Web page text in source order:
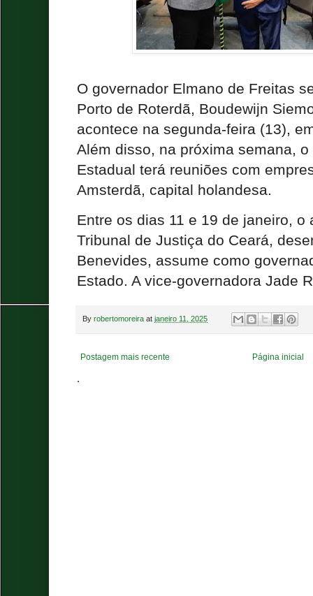
O governador Elmano de Freitas
Porto de Roterdã, Boudewijn
acontece na segunda-feira (13),
Além disso, na próxima semana,
Estadual terá reuniões com
Amsterdã, capital holandesa.
Entre os dias 11 e 19 de janeiro, o
Tribunal de Justiça do Ceará,
Benevides, assume como
Estado. A vice-governadora Jade
By robertomoreira at janeiro 11, 2025
Postagem mais recente Página inicial
.